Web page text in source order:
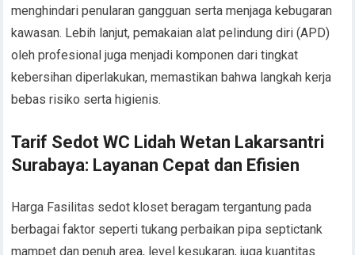
menghindari penularan gangguan serta menjaga kebugaran
kawasan. Lebih lanjut, pemakaian alat pelindung diri (APD)
oleh profesional juga menjadi komponen dari tingkat
kebersihan diperlakukan, memastikan bahwa langkah kerja
bebas risiko serta higienis.
Tarif Sedot WC Lidah Wetan Lakarsantri
Surabaya: Layanan Cepat dan Efisien
Harga Fasilitas sedot kloset beragam tergantung pada
berbagai faktor seperti tukang perbaikan pipa septictank
mampet dan penuh area, level kesukaran, juga kuantitas